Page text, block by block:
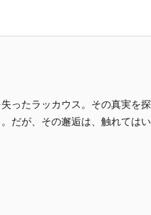
ったラッカウス。その真実を
だが、その邂逅は、触れては